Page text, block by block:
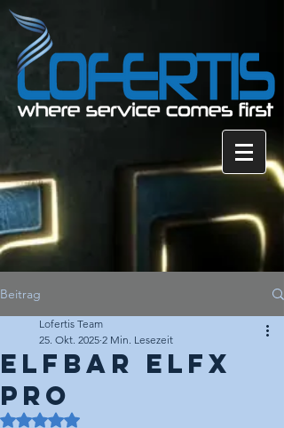
Beitrag
Elfbar elfx
pro
Lofertis Team
25. Okt. 2025 2 Min. Lesezeit
Mit NaN von 5 Sternen bewertet.